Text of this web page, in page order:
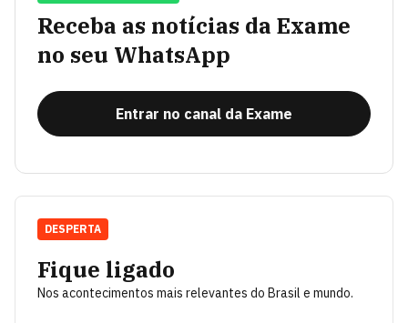
Receba as notícias da Exame
no seu WhatsApp
Entrar no canal da Exame
Fique ligado
Nos acontecimentos mais relevantes do Brasil e mundo.
DESPERTA